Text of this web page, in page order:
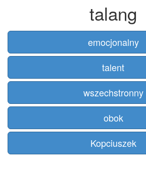
talang
emocjonalny
talent
wszechstronny
obok
Kopciuszek